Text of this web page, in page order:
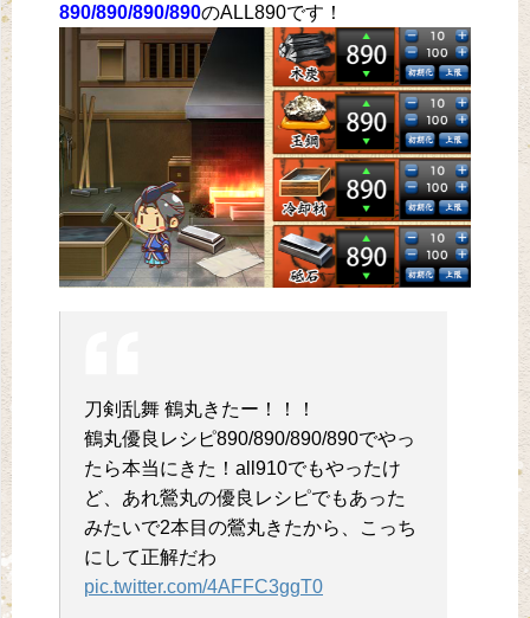
890/890/890/890のALL890です！
刀剣乱舞 鶴丸きたー！！！
鶴丸優良レシピ890/890/890/890でやっ
たら本当にきた！all910でもやったけ
ど、あれ鶯丸の優良レシピでもあった
みたいで2本目の鶯丸きたから、こっち
にして正解だわ
pic.twitter.com/4AFFC3ggT0